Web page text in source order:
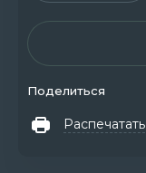
Поделиться
Распечатать